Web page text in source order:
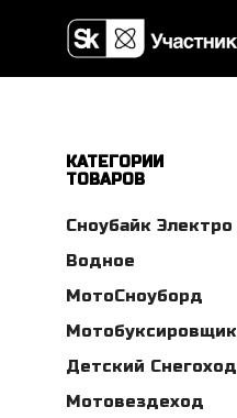
КАТЕГОРИИ
ТОВАРОВ
Сноубайк Электро
Водное
МотоСноуборд
Мотобуксировщик
Детский Снегоход
Мотовездеход